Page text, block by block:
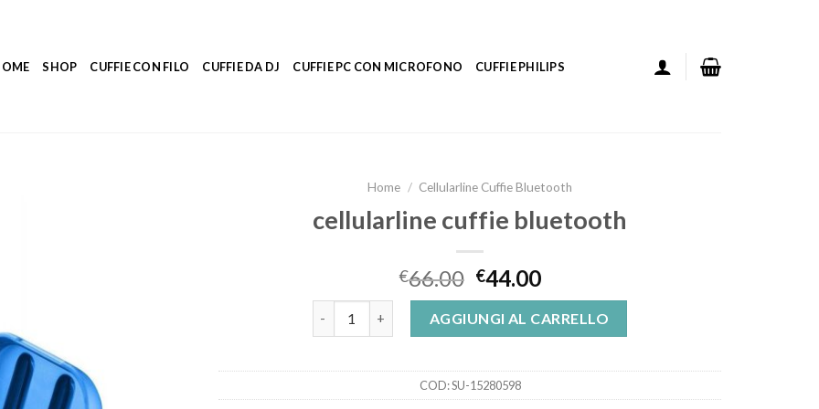
SHOP CUFFIE CON FILO CUFFIE DA DJ CUFFIE PC CON MICROFONO CUFFIE PHILIPS
Home / Cellularline Cuffie Bluetooth
cellularline cuffie bluetooth
€66.00 €44.00
AGGIUNGI AL CARRELLO
COD:SU-15280598